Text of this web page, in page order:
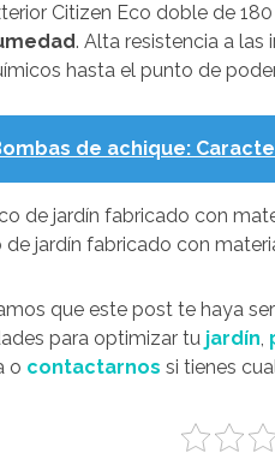
Citizen Eco doble de
. Alta resistencia a
hasta el punto de
de achique:
de jardín fabricado con
que este post te haya
para optimizar tu jardín,
o contactarnos si tienes